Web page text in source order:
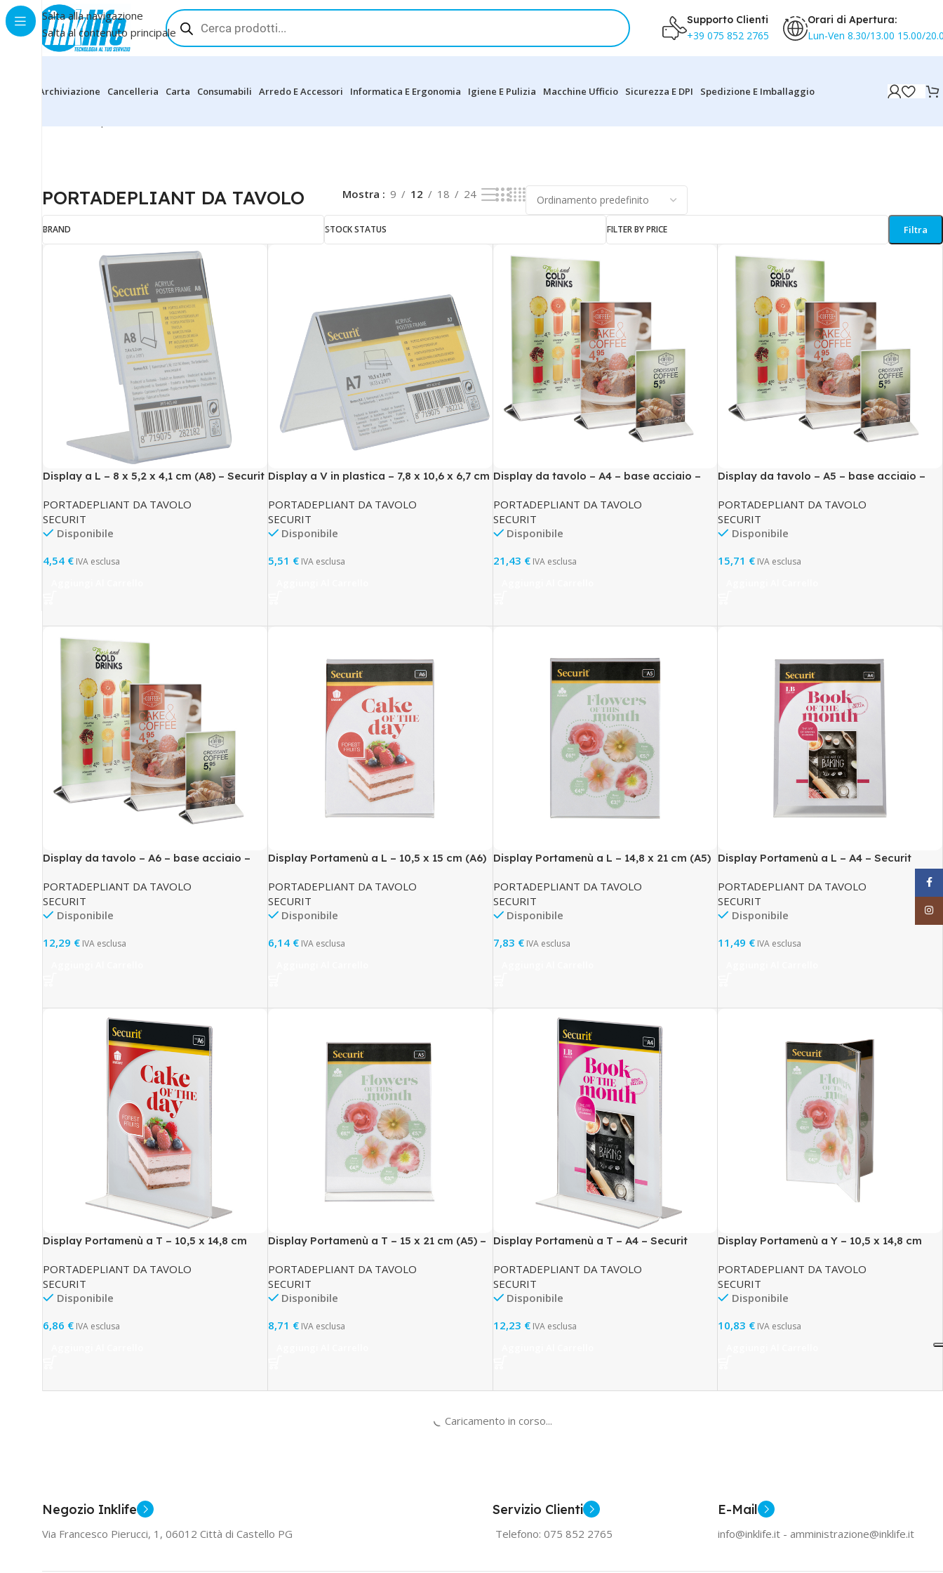
Salta alla navigazione
Salta al contenuto principale
Supporto Clienti
+39 075 852 2765
Orari di Apertura:
Lun-Ven 8.30/13.00 15.00/
Archiviazione Cancelleria Carta Consumabili Arredo E Accessori Informatica E Ergonomia Igiene E Pulizia Macchine Ufficio Sicurezza E DPI Spedizione E Imballaggio
PORTADEPLIANT DA TAVOLO Mostra 9 12 18 24
BRAND STOCK STATUS FILTER BY PRICE Filtra
Display a L – 8 x 5,2 x 4,1 cm (A8) – Securit
PORTADEPLIANT DA TAVOLO
SECURIT
Disponibile
4,54 € IVA esclusa
Display a V in plastica – 7,8 x 10,6 x 6,7 cm
PORTADEPLIANT DA TAVOLO
SECURIT
Disponibile
5,51 €IVA esclusa
Display da tavolo – A4 – base acciaio –
PORTADEPLIANT DA TAVOLO
SECURIT
Disponibile
21,43 €IVA esclusa
Display da tavolo – A5 – base acciaio –
PORTADEPLIANT DA TAVOLO
SECURIT
Disponibile
15,71 € IVA esclusa
Display da tavolo – A6 – base acciaio –
PORTADEPLIANT DA TAVOLO
SECURIT
Disponibile
12,29 € IVA esclusa
Display Portamenù a L – 10,5 x 15 cm (A6)
PORTADEPLIANT DA TAVOLO
SECURIT
Disponibile
6,14 €IVA esclusa
Display Portamenù a L – 14,8 x 21 cm (A5)
PORTADEPLIANT DA TAVOLO
SECURIT
Disponibile
7,83 €IVA esclusa
Display Portamenù a L – A4 – Securit
PORTADEPLIANT DA TAVOLO
SECURIT
Disponibile
11,49 € IVA esclusa
Display Portamenù a T – 10,5 x 14,8 cm
PORTADEPLIANT DA TAVOLO
SECURIT
Disponibile
6,86 € IVA esclusa
Display Portamenù a T – 15 x 21 cm (A5) –
PORTADEPLIANT DA TAVOLO
SECURIT
Disponibile
8,71 €IVA esclusa
Display Portamenù a T – A4 – Securit
PORTADEPLIANT DA TAVOLO
SECURIT
Disponibile
12,23 €IVA esclusa
Display Portamenù a Y – 10,5 x 14,8 cm
PORTADEPLIANT DA TAVOLO
SECURIT
Disponibile
10,83 € IVA esclusa
Caricamento in corso...
Negozio Inklife
Via Francesco Pierucci, 1, 06012 Città di Castello PG
Servizio Clienti
Telefono: 075 852 2765
E-Mail
info@inklife.it - amministrazione@inklife.it